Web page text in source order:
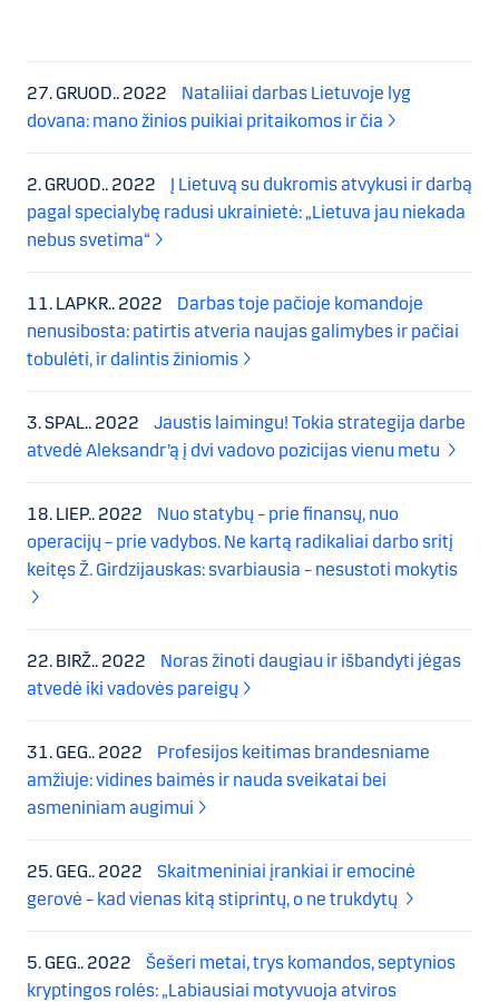
27. GRUOD.. 2022
Nataliiai darbas Lietuvoje lyg
dovana: mano žinios puikiai pritaikomos ir čia
2. GRUOD.. 2022
Į Lietuvą su dukromis atvykusi ir darbą
pagal specialybę radusi ukrainietė: „Lietuva jau niekada
nebus svetima“
11. LAPKR.. 2022
Darbas toje pačioje komandoje
nenusibosta: patirtis atveria naujas galimybes ir pačiai
tobulėti, ir dalintis žiniomis
3. SPAL.. 2022
Jaustis laimingu! Tokia strategija darbe
atvedė Aleksandr’ą į dvi vadovo pozicijas vienu metu
18. LIEP.. 2022
Nuo statybų – prie finansų, nuo
operacijų – prie vadybos. Ne kartą radikaliai darbo sritį
keitęs Ž. Girdzijauskas: svarbiausia – nesustoti mokytis
22. BIRŽ.. 2022
Noras žinoti daugiau ir išbandyti jėgas
atvedė iki vadovės pareigų
31. GEG.. 2022
Profesijos keitimas brandesniame
amžiuje: vidines baimės ir nauda sveikatai bei
asmeniniam augimui
25. GEG.. 2022
Skaitmeniniai įrankiai ir emocinė
gerovė – kad vienas kitą stiprintų, o ne trukdytų
5. GEG.. 2022
Šešeri metai, trys komandos, septynios
kryptingos rolės: „Labiausiai motyvuoja atviros